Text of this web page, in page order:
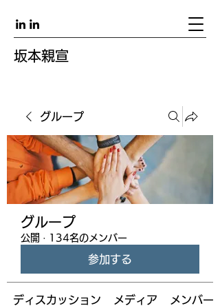
坂本親宣
グループ
グループ
公開 · 134名のメンバー
参加する
ディスカッション メディア メンバー